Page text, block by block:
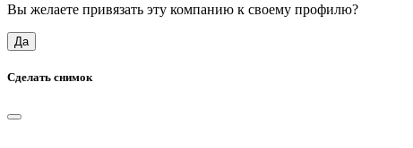
Вы желаете привязать эту компанию к своему профилю?
Да
Сделать снимок